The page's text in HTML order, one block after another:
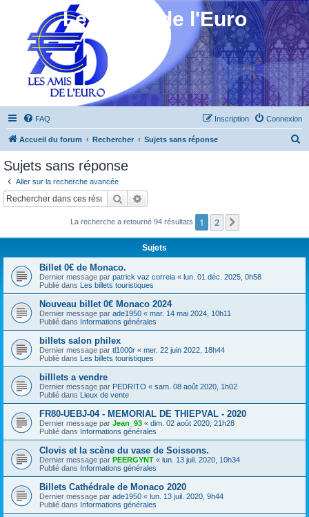
Les Amis de l'Euro
FAQ Connexion
Inscription
Accueil du forum Rechercher Sujets sans réponse
c
Sujets sans réponse
Aller sur la recherche avancée
Rechercher
La recherche a retourné 94 résultats 1 2
Sujets
Billet 0€ de Monaco.
Dernier message par patrick vaz correia « lun. 01 déc. 2025, 0h58
Publié dans Les billets touristiques
Nouveau billet 0€ Monaco 2024
Dernier message par ade1950 « mar. 14 mai 2024, 10h11
Publié dans Informations générales
billets salon philex
Dernier message par tl1000r « mer. 22 juin 2022, 18h44
Publié dans Les billets touristiques
billlets a vendre
Dernier message par PEDRITO « sam. 08 août 2020, 1h02
Publié dans Lieux de vente
FR80-UEBJ-04 - MEMORIAL DE THIEPVAL - 2020
Dernier message par Jean_93 « dim. 02 août 2020, 21h28
Publié dans Informations générales
Clovis et la scène du vase de Soissons.
Dernier message par PEERGYNT « lun. 13 juil. 2020, 10h34
Publié dans Informations générales
Billets Cathédrale de Monaco 2020
Dernier message par ade1950 « lun. 13 juil. 2020, 9h44
Publié dans Informations générales